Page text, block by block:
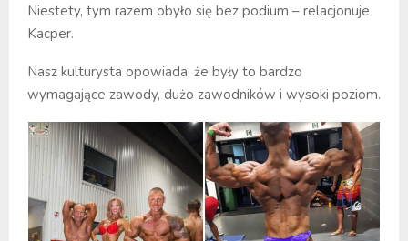
Niestety, tym razem obyło się bez podium – relacjonuje
Kacper.
Nasz kulturysta opowiada, że były to bardzo
wymagające zawody, dużo zawodników i wysoki poziom.